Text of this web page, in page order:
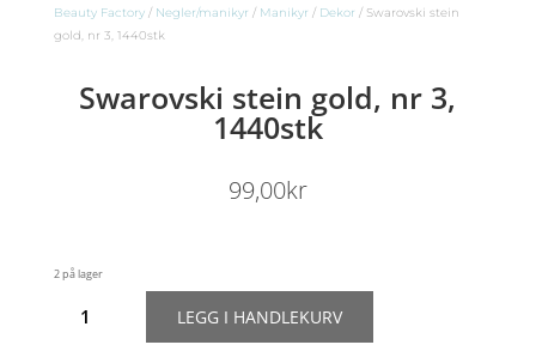
Beauty Factory/ Negler/manikyr / Manikyr / Dekor / Swarovski stein
gold, nr 3, 1440stk
Swarovski stein gold, nr 3,
1440stk
99,00kr
2 på lager
stein
LEGG I HANDLEKURV